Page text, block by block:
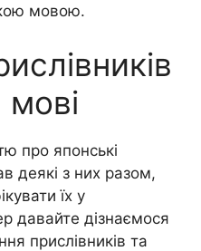
мовою.
мові
про японські
деякі з них разом,
їх у
давайте дізнаємося
прислівників та